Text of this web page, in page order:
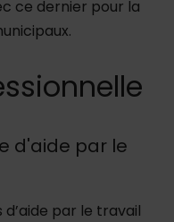
ce dernier pour la
d'aide par le
par le travail